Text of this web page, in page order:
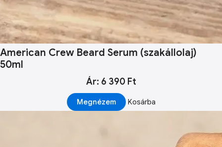
American Crew Beard Serum (szakállolaj)
50ml
Ár: 6 390 Ft
Megnézem Kosárba